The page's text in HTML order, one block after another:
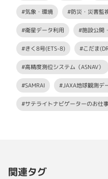
#気象・環境 #防災・災害監
#衛星データ利用 #施設公開
#きく8号(ETS-8) #こだま
#高精度測位システム（ASNAV）
#SAMRAI #JAXA地球観測デ
#サテライトナビゲーターのお仕
関連タグ